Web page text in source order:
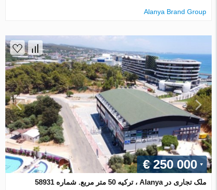
Alanya Brand Group
€ 250 000
ملک تجاری در Alanya ، ترکیه 50 متر مربع. شماره 58931